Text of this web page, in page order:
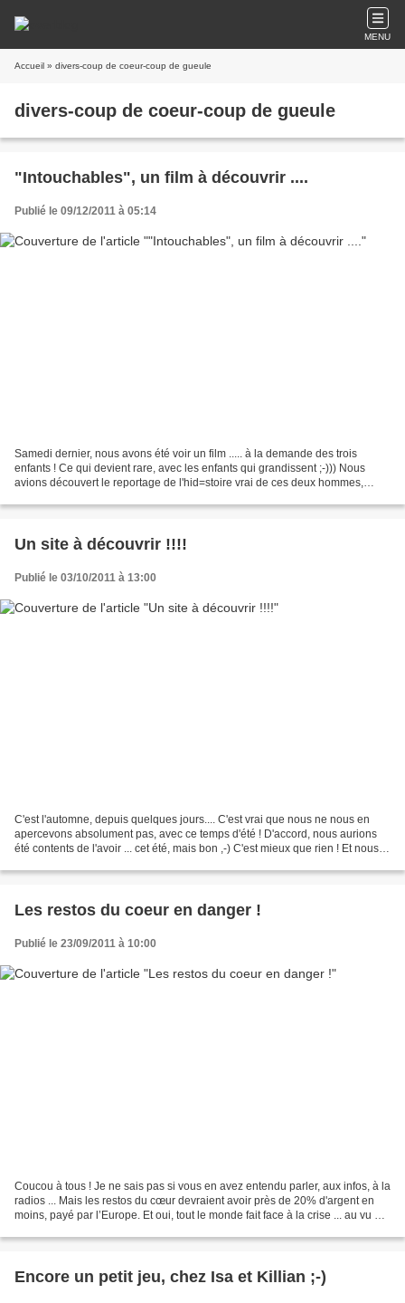
MENU
Accueil » divers-coup de coeur-coup de gueule
divers-coup de coeur-coup de gueule
"Intouchables", un film à découvrir ....
Publié le 09/12/2011 à 05:14
Samedi dernier, nous avons été voir un film ..... à la demande des trois
enfants ! Ce qui devient rare, avec les enfants qui grandissent ;-))) Nous
avions découvert le reportage de l'hid=stoire vrai de ces deux hommes,
Un site à découvrir !!!!
Publié le 03/10/2011 à 13:00
C'est l'automne, depuis quelques jours.... C'est vrai que nous ne nous en
apercevons absolument pas, avec ce temps d'été ! D'accord, nous aurions
été contents de l'avoir ... cet été, mais bon ,-) C'est mieux que rien ! Et nous
Les restos du coeur en danger !
Publié le 23/09/2011 à 10:00
Coucou à tous ! Je ne sais pas si vous en avez entendu parler, aux infos, à la
radios ... Mais les restos du cœur devraient avoir près de 20% d'argent en
moins, payé par l’Europe. Et oui, tout le monde fait face à la crise ... au vu de
Encore un petit jeu, chez Isa et Killian ;-)